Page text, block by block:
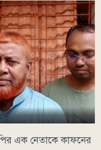
এক নেতাকে কাফনের